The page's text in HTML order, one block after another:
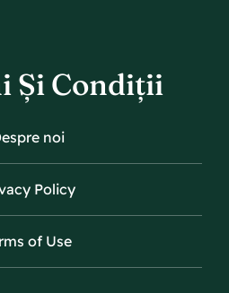
Și Condiții
noi
Policy
of Use